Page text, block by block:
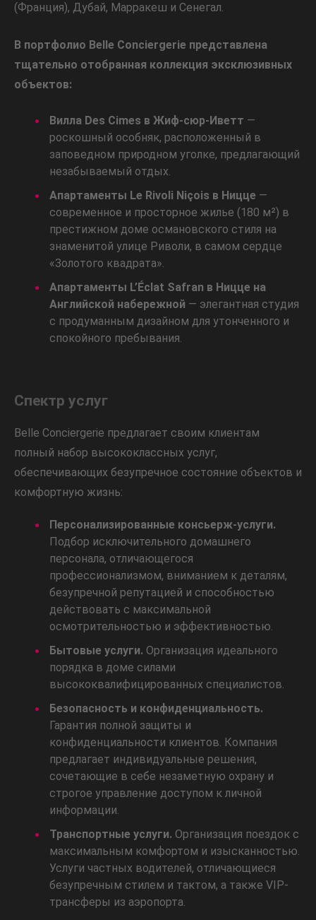
(Франция), Дубай, Марракеш и Сенегал.
В портфолио Belle Conciergerie представлена
тщательно отобранная коллекция эксклюзивных
объектов:
Вилла Des Cimes в Жиф-сюр-Иветт —
роскошный особняк, расположенный в
заповедном природном уголке, предлагающий
незабываемый отдых.
Апартаменты Le Rivoli Niçois в Ницце —
современное и просторное жилье (180 м²) в
престижном доме османовского стиля на
знаменитой улице Риволи, в самом сердце
«Золотого квадрата».
Апартаменты L’Éclat Safran в Ницце на
Английской набережной — элегантная студия
с продуманным дизайном для утонченного и
спокойного пребывания.
Спектр услуг
Belle Conciergerie предлагает своим клиентам
полный набор высококлассных услуг,
обеспечивающих безупречное состояние объектов и
комфортную жизнь:
Персонализированные консьерж-услуги.
Подбор исключительного домашнего
персонала, отличающегося
профессионализмом, вниманием к деталям,
безупречной репутацией и способностью
действовать с максимальной
осмотрительностью и эффективностью.
Бытовые услуги. Организация идеального
порядка в доме силами
высококвалифицированных специалистов.
Безопасность и конфиденциальность.
Гарантия полной защиты и
конфиденциальности клиентов. Компания
предлагает индивидуальные решения,
сочетающие в себе незаметную охрану и
строгое управление доступом к личной
информации.
Транспортные услуги. Организация поездок с
максимальным комфортом и изысканностью.
Услуги частных водителей, отличающиеся
безупречным стилем и тактом, а также VIP-
трансферы из аэропорта.